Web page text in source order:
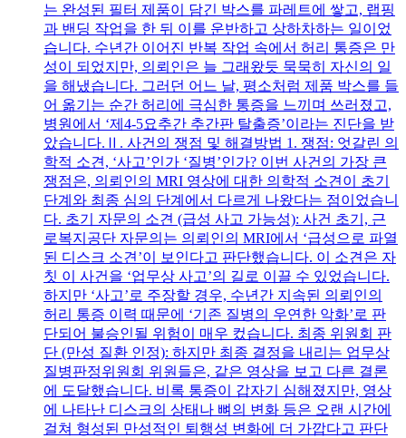
는 완성된 필터 제품이 담긴 박스를 파레트에 쌓고, 랩핑
과 밴딩 작업을 한 뒤 이를 운반하고 상하차하는 일이었
습니다. 수년간 이어진 반복 작업 속에서 허리 통증은 만
성이 되었지만, 의뢰인은 늘 그래왔듯 묵묵히 자신의 일
을 해냈습니다. 그러던 어느 날, 평소처럼 제품 박스를 들
어 옮기는 순간 허리에 극심한 통증을 느끼며 쓰러졌고,
병원에서 ‘제4-5요추간 추간판 탈출증’이라는 진단을 받
았습니다.Ⅱ. 사건의 쟁점 및 해결방법 1. 쟁점: 엇갈린 의
학적 소견, ‘사고’인가 ‘질병’인가? 이번 사건의 가장 큰
쟁점은, 의뢰인의 MRI 영상에 대한 의학적 소견이 초기
단계와 최종 심의 단계에서 다르게 나왔다는 점이었습니
다. 초기 자문의 소견 (급성 사고 가능성): 사건 초기, 근
로복지공단 자문의는 의뢰인의 MRI에서 ‘급성으로 파열
된 디스크 소견’이 보인다고 판단했습니다. 이 소견은 자
칫 이 사건을 ‘업무상 사고’의 길로 이끌 수 있었습니다.
하지만 ‘사고’로 주장할 경우, 수년간 지속된 의뢰인의
허리 통증 이력 때문에 ‘기존 질병의 우연한 악화’로 판
단되어 불승인될 위험이 매우 컸습니다. 최종 위원회 판
단 (만성 질환 인정): 하지만 최종 결정을 내리는 업무상
질병판정위원회 위원들은, 같은 영상을 보고 다른 결론
에 도달했습니다. 비록 통증이 갑자기 심해졌지만, 영상
에 나타난 디스크의 상태나 뼈의 변화 등은 오랜 시간에
걸쳐 형성된 만성적인 퇴행성 변화에 더 가깝다고 판단